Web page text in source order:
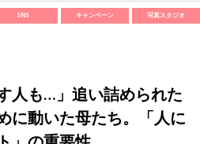
SNS キャンペーン 写真スタジオ
人も…」追い詰められた
に動いた母たち。「人に